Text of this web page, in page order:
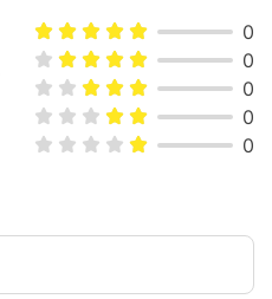
USB кабель,
аудіокабель
можуть змінюватися
0
0
0
0
0